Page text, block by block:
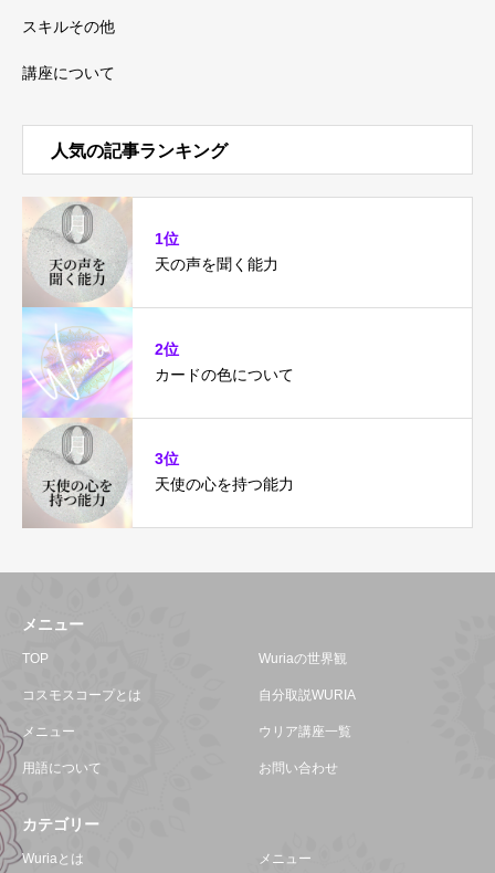
スキルその他
講座について
人気の記事ランキング
1位
天の声を聞く能力
2位
カードの色について
3位
天使の心を持つ能力
メニュー
TOP Wuriaの世界観
コスモスコープとは 自分取説WURIA
メニュー ウリア講座一覧
用語について お問い合わせ
カテゴリー
Wuriaとは メニュー